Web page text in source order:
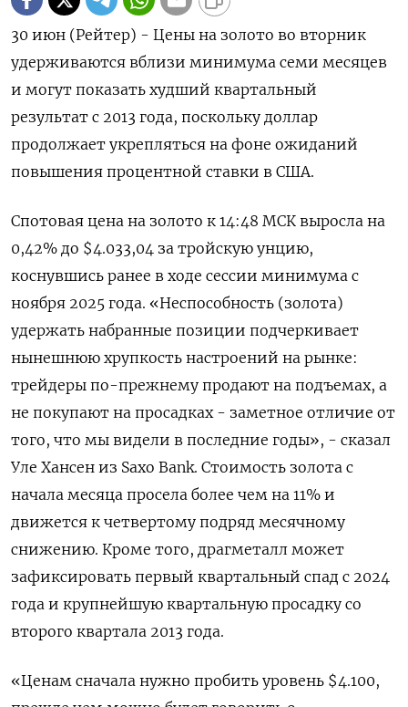
30 июн (Рейтер) - Цены на золото во вторник
удерживаются вблизи минимума семи месяцев
и могут показать худший квартальный
результат с 2013 года, поскольку доллар
продолжает укрепляться на ‌фоне ожиданий
повышения процентной ставки в США.
Спотовая цена на золото к 14:48 МСК выросла на
0,42% до $4.033,04 за тройскую унцию,
коснувшись ранее в ​ходе сессии минимума с
ноября ​2025 года. «Неспособность (золота) ​
удержать набранные ⁠позиции подчеркивает
нынешнюю хрупкость настроений на рынке:
трейдеры по-прежнему продают ‌на подъемах, а
не покупают ‌на просадках - заметное отличие от
того, что мы видели в последние годы», - ​сказал
Уле Хансен из Saxo Bank. Стоимость золота с
начала месяца ‌просела более чем на 11% и
движется к четвертому подряд ​месячному
снижению. Кроме того, драгметалл может
зафиксировать первый квартальный спад с ‌2024
года и крупнейшую квартальную просадку со
второго квартала 2013 года.
«Ценам сначала нужно пробить уровень $4.100,